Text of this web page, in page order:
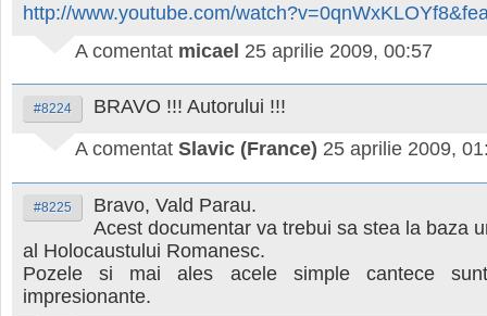
http://www.youtube.com/
A comentat micael 25 aprilie 2009, 00:57
#8224
BRAVO !!! Autorului !!!
A comentat Slavic (France) 25 aprilie 2009,
#8225
Bravo, Vald Parau.
Acest documentar va trebui sa stea la baza
al Holocaustului Romanesc.
Pozele si mai ales acele simple cantece
impresionante.